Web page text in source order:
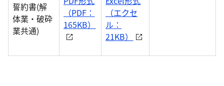
誓約書(解
体業・破砕
業共通)
（PDF：
165KB）
（エクセ
ル：
21KB）